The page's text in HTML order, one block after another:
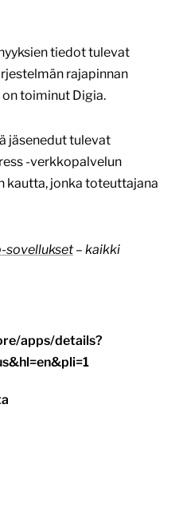
tiedot tulevat
rajapinnan
toiminut Digia.
jäsenedut tulevat
-verkkopalvelun
kautta, jonka toteuttajana
sovellukset– kaikki
apps/details?